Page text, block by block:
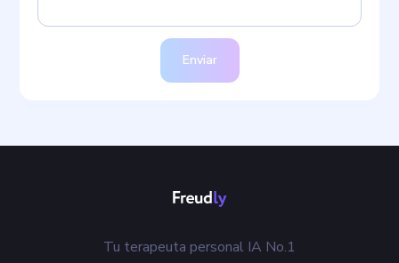
Enviar
Tu terapeuta personal IA No.1